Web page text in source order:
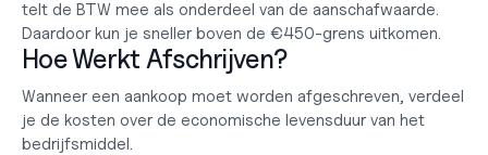
telt de BTW mee als onderdeel van de aanschafwaarde.
Daardoor kun je sneller boven de €450-grens uitkomen.
Hoe Werkt Afschrijven?
Wanneer een aankoop moet worden afgeschreven, verdeel
je de kosten over de economische levensduur van het
bedrijfsmiddel.